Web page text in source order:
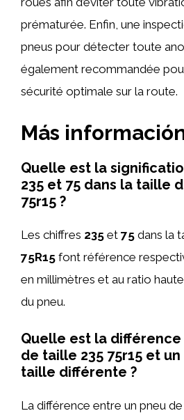
prématurée. Enfin, une
pneus pour détecter toute
également recommandée
sécurité optimale sur la route.
Más
Quelle est la
235 et 75 dans la taille
75r15 ?
Les chiffres 235 et 75 dans la
75R15 font référence
en millimètres et au ratio
du pneu.
Quelle est la
de taille 235 75r15 et un
taille différente ?
La différence entre un pneu